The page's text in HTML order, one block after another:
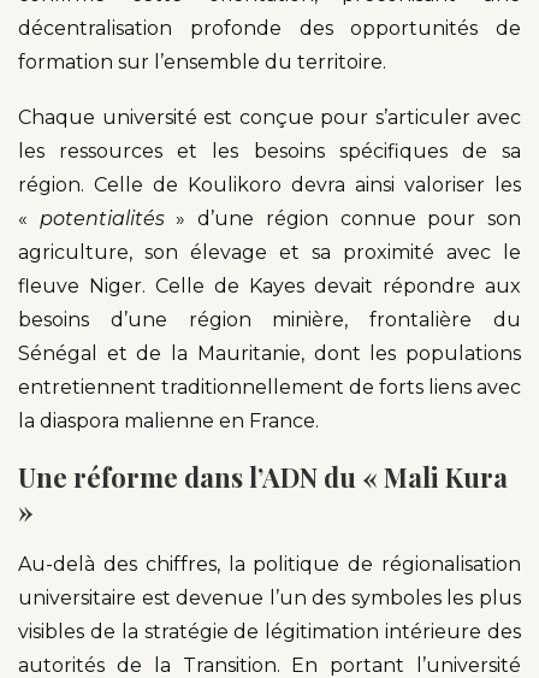
décentralisation profonde des opportunités de
formation sur l’ensemble du territoire.
Chaque université est conçue pour s’articuler avec
les ressources et les besoins spécifiques de sa
région. Celle de Koulikoro devra ainsi valoriser les
« potentialités» d’une région connue pour son
agriculture, son élevage et sa proximité avec le
fleuve Niger. Celle de Kayes devait répondre aux
besoins d’une région minière, frontalière du
Sénégal et de la Mauritanie, dont les populations
entretiennent traditionnellement de forts liens avec
la diaspora malienne en France.
Une réforme dans l’ADN du « Mali Kura
»
Au-delà des chiffres, la politique de régionalisation
universitaire est devenue l’un des symboles les plus
visibles de la stratégie de légitimation intérieure des
autorités de la Transition. En portant l’université